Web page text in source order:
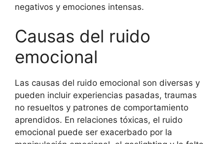
negativos y emociones intensas.
Causas del ruido
emocional
Las causas del ruido emocional son diversas y
pueden incluir experiencias pasadas, traumas
no resueltos y patrones de comportamiento
aprendidos. En relaciones tóxicas, el ruido
emocional puede ser exacerbado por la